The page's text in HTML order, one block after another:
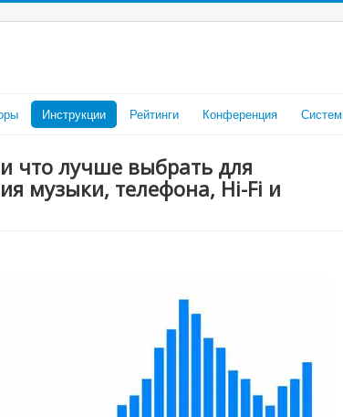
Инструкции Рейтинги Конференция
что лучше выбрать для
музыки, телефона, Hi-Fi и